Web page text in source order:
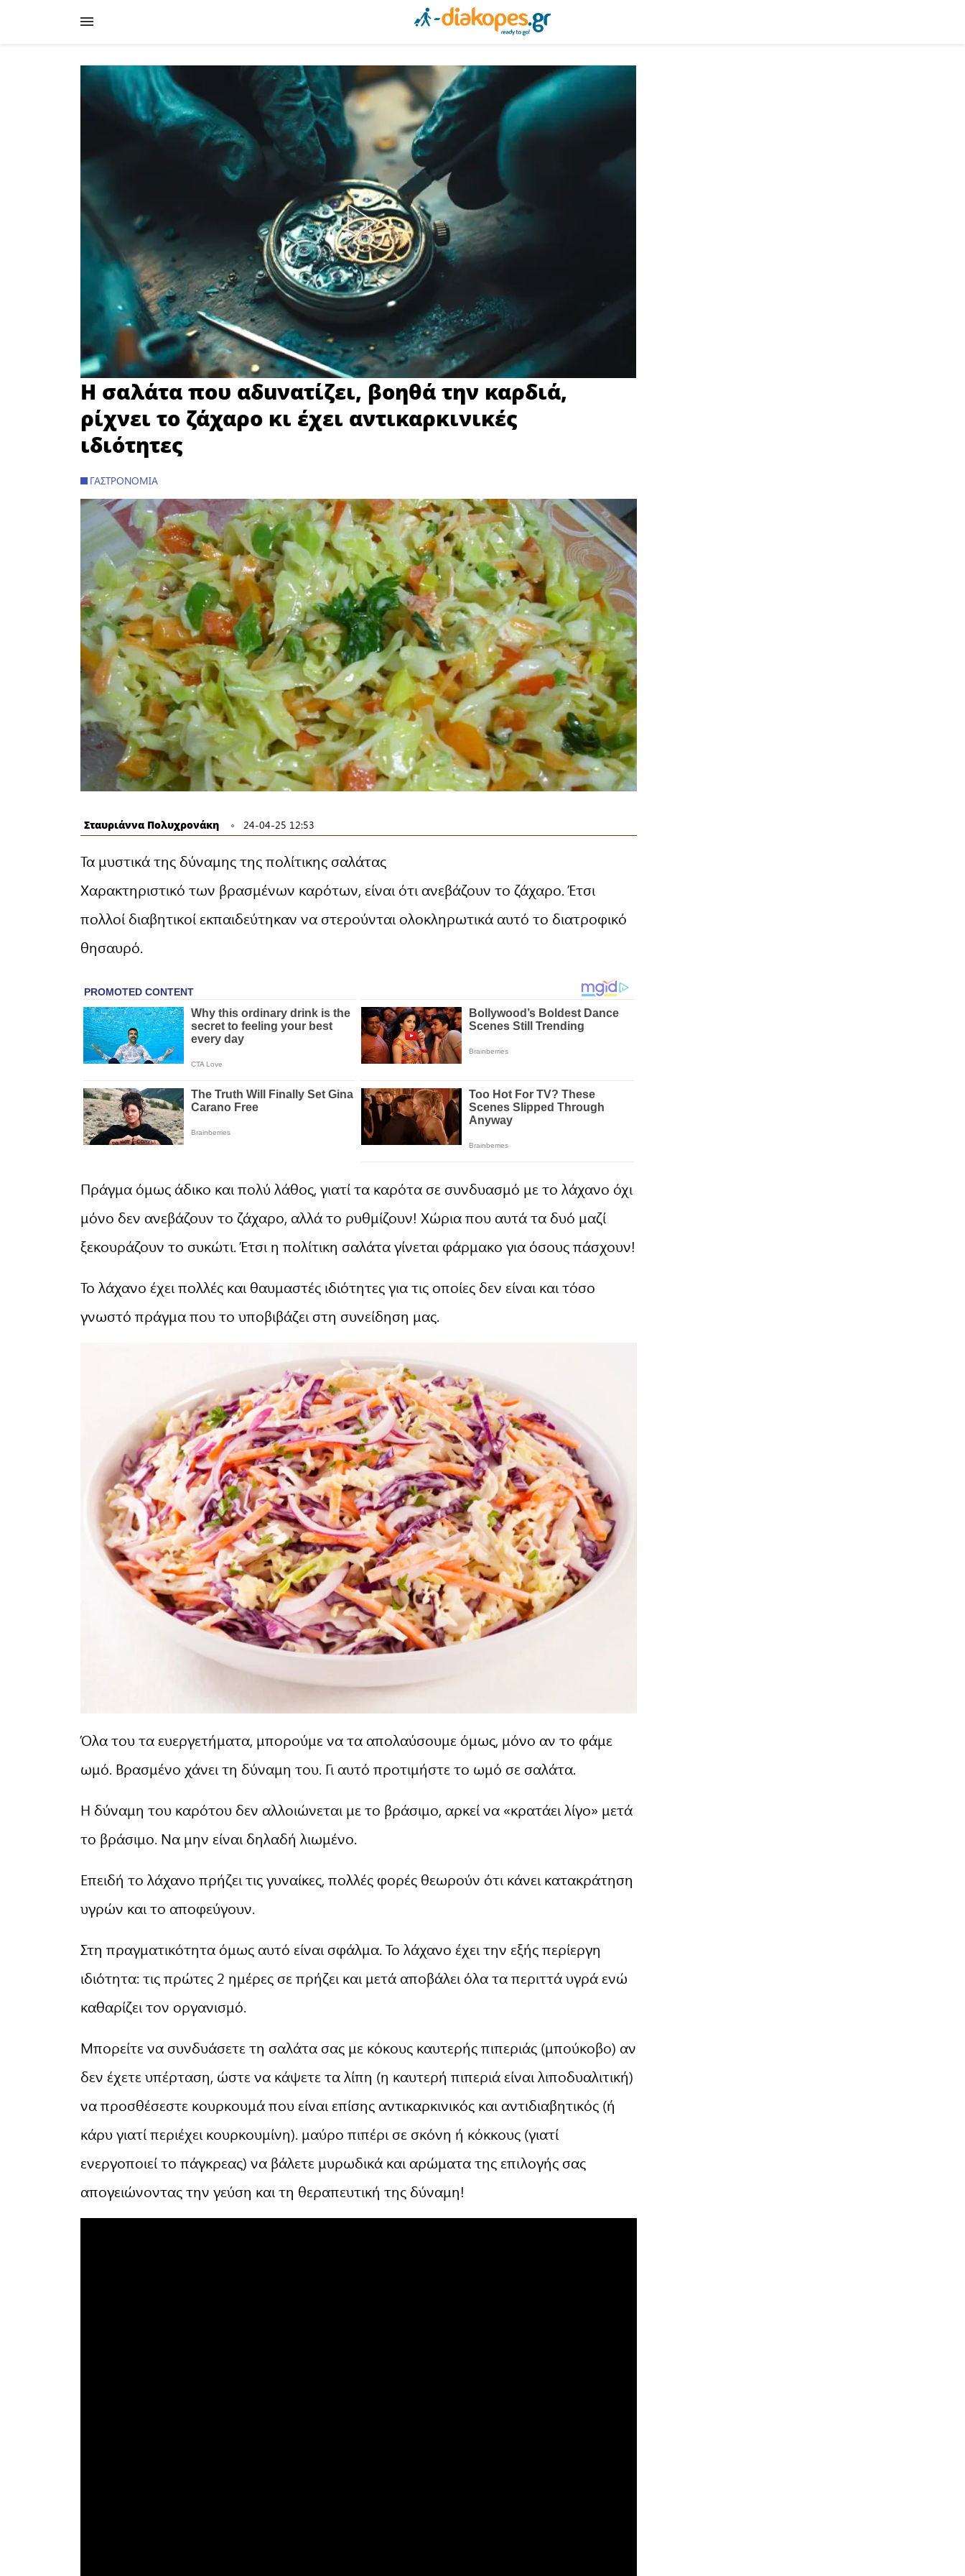
Η σαλάτα που αδuνατίζει, βοηθά την καρδιά,
ρίχνει το ζάχαρο κι έχει αντικαρκινικές
ιδιότητες
ΓΑΣΤΡΟΝΟΜΊΑ
Σταυριάννα Πολυχρονάκη 24-04-25 12:53
Τα μυστικά της δύναμης της πολίτικης σαλάτας
Χαρακτηριστικό των βρασμένων καρότων, είναι ότι ανεβάζουν το ζάχαρο. Έτσι
πολλοί διαβητικοί εκπαιδεύτηκαν να στερούνται ολοκληρωτικά αυτό το διατροφικό
θησαυρό.
Πράγμα όμως άδικο και πολύ λάθος, γιατί τα καρότα σε συνδυασμό με το λάχανο όχι
μόνο δεν ανεβάζουν το ζάχαρο, αλλά το ρυθμίζουν! Χώρια που αυτά τα δυό μαζί
ξεκουράζουν το συκώτι. Έτσι η πολίτικη σαλάτα γίνεται φάρμακο για όσους πάσχουν!
Το λάχανο έχει πολλές και θαυμαστές ιδιότητες για τις οποίες δεν είναι και τόσο
γνωστό πράγμα που το υποβιβάζει στη συνείδηση μας.
Όλα του τα ευεργετήματα, μπορούμε να τα απολαύσουμε όμως, μόνο αν το φάμε
ωμό. Βρασμένο χάνει τη δύναμη του. Γι αυτό προτιμήστε το ωμό σε σαλάτα.
Η δύναμη του καρότου δεν αλλοιώνεται με το βράσιμο, αρκεί να «κρατάει λίγο» μετά
το βράσιμο. Να μην είναι δηλαδή λιωμένο.
Επειδή το λάχανο πρήζει τις γυναίκες, πολλές φορές θεωρούν ότι κάνει κατακράτηση
υγρών και το αποφεύγουν.
Στη πραγματικότητα όμως αυτό είναι σφάλμα. Το λάχανο έχει την εξής περίεργη
ιδιότητα: τις πρώτες 2 ημέρες σε πρήζει και μετά αποβάλει όλα τα περιττά υγρά ενώ
καθαρίζει τον οργανισμό.
Μπορείτε να συνδυάσετε τη σαλάτα σας με κόκους καυτερής πιπεριάς (μπούκοβο) αν
δεν έχετε υπέρταση, ώστε να κάψετε τα λίπη (η καυτερή πιπεριά είναι λιποδυαλιτική)
να προσθέσεστε κουρκουμά που είναι επίσης αντικαρκινικός και αντιδιαβητικός (ή
κάρυ γιατί περιέχει κουρκουμίνη). μαύρο πιπέρι σε σκόνη ή κόκκους (γιατί
ενεργοποιεί το πάγκρεας) να βάλετε μυρωδικά και αρώματα της επιλογής σας
απογειώνοντας την γεύση και τη θεραπευτική της δύναμη!